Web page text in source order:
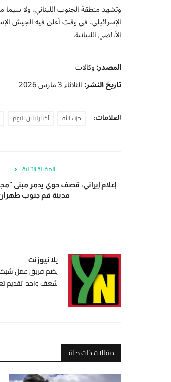
وتشهد منطقة الجنوب اللبناني، ولا
الإسرائيلي، في وقت أعلن فيه الجيش
الأراضي اللبنانية.
المصدر:وكالات
تاريخ النشر:الثلاثاء 3 مارس 2026
العلامات: حزب الله أخبار لبنان اليوم
المقالة التالية
إعلام إيراني: قصف جوي يدمر مبنى
مدينة قم جنوب
يلا نيوز نت
يضم فريق عمل شبكة
شغف واحد: تقديم
مقالات ذات صلة